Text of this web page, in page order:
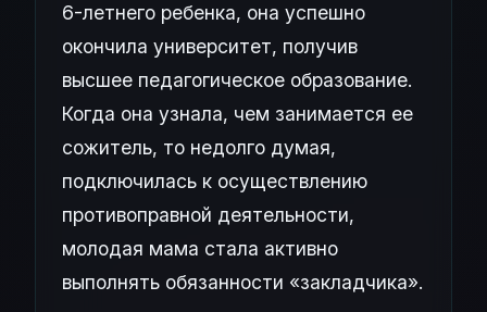
6-летнего ребенка, она успешно
окончила университет, получив
высшее педагогическое образование.
Когда она узнала, чем занимается ее
сожитель, то недолго думая,
подключилась к осуществлению
противоправной деятельности,
молодая мама стала активно
выполнять обязанности «закладчика».